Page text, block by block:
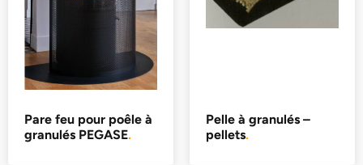
Pare feu pour poêle à
granulés PEGASE.
Pelle à granulés –
pellets.